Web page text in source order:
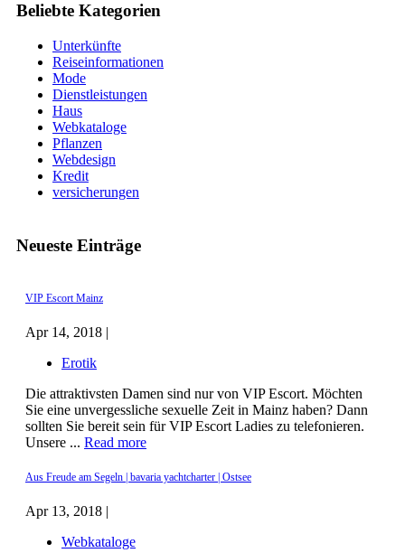
Beliebte Kategorien
Unterkünfte
Reiseinformationen
Mode
Dienstleistungen
Haus
Webkataloge
Pflanzen
Webdesign
Kredit
versicherungen
Neueste Einträge
VIP Escort Mainz
Apr 14, 2018 |
Erotik
Die attraktivsten Damen sind nur von VIP Escort. Möchten
Sie eine unvergessliche sexuelle Zeit in Mainz haben? Dann
sollten Sie bereit sein für VIP Escort Ladies zu telefonieren.
Unsere ... Read more
Aus Freude am Segeln | bavaria yachtcharter | Ostsee
Apr 13, 2018 |
Webkataloge